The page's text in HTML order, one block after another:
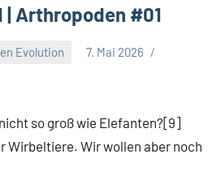
| Arthropoden #01
Evolution
7. Mai 2026
so groß wie Elefanten?[9]
Wirbeltiere. Wir wollen aber noch